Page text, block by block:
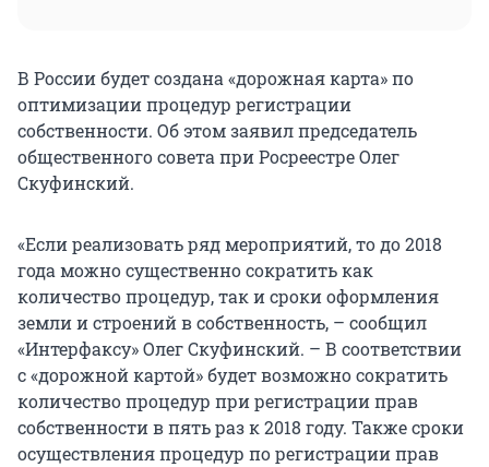
В России будет создана «дорожная карта» по
оптимизации процедур регистрации
собственности. Об этом заявил председатель
общественного совета при Росреестре Олег
Скуфинский.
«Если реализовать ряд мероприятий, то до 2018
года можно существенно сократить как
количество процедур, так и сроки оформления
земли и строений в собственность, – сообщил
«Интерфаксу» Олег Скуфинский. – В соответствии
с «дорожной картой» будет возможно сократить
количество процедур при регистрации прав
собственности в пять раз к 2018 году. Также сроки
осуществления процедур по регистрации прав